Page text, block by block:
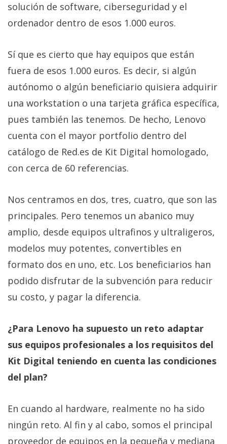
solución de software, ciberseguridad y el
ordenador dentro de esos 1.000 euros.
Sí que es cierto que hay equipos que están
fuera de esos 1.000 euros. Es decir, si algún
autónomo o algún beneficiario quisiera adquirir
una workstation o una tarjeta gráfica específica,
pues también las tenemos. De hecho, Lenovo
cuenta con el mayor portfolio dentro del
catálogo de Red.es de Kit Digital homologado,
con cerca de 60 referencias.
Nos centramos en dos, tres, cuatro, que son las
principales. Pero tenemos un abanico muy
amplio, desde equipos ultrafinos y ultraligeros,
modelos muy potentes, convertibles en
formato dos en uno, etc. Los beneficiarios han
podido disfrutar de la subvención para reducir
su costo, y pagar la diferencia.
¿Para Lenovo ha supuesto un reto adaptar
sus equipos profesionales a los requisitos del
Kit Digital teniendo en cuenta las condiciones
del plan?
En cuando al hardware, realmente no ha sido
ningún reto. Al fin y al cabo, somos el principal
proveedor de equipos en la pequeña y mediana